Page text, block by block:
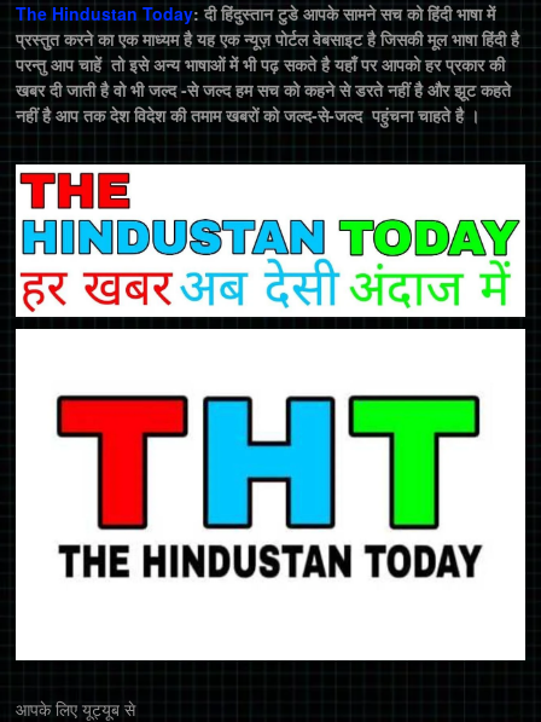
The Hindustan Today: दी हिंदुस्तान टुडे आपके सामने सच को हिंदी भाषा में
प्रस्तुत करने का एक माध्यम है यह एक न्यूज़ पोर्टल वेबसाइट है जिसकी मूल भाषा हिंदी है
परन्तु आप चाहें तो इसे अन्य भाषाओं में भी पढ़ सकते है यहाँ पर आपको हर प्रकार की
खबर दी जाती है वो भी जल्द -से जल्द हम सच को कहने से डरते नहीं है और झूट कहते
नहीं है आप तक देश विदेश की तमाम खबरों को जल्द-से-जल्द पहुंचना चाहते है ।
आपके लिए यूट्यूब से